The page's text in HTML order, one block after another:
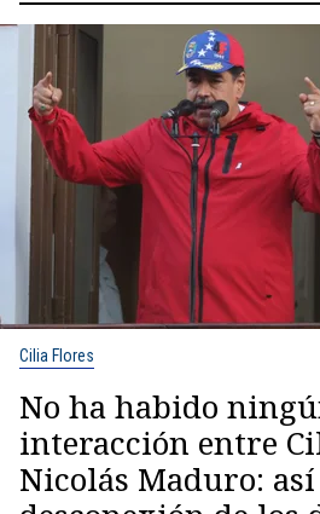
Cilia Flores
No ha habido
interacción entre
Nicolás Maduro: